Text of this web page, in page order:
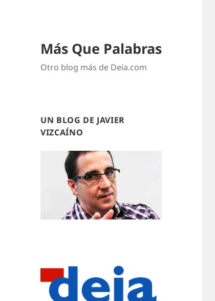
Más Que Palabras
Otro blog más de Deia.com
UN BLOG DE JAVIER
VIZCAÍNO